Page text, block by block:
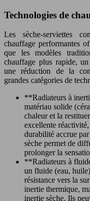
Technologies de
Les sèche-serviettes
chauffage performantes
que les modèles
chauffage plus rapide,
une réduction de la
grandes catégories de
**Radiateurs à
matériau solide
chaleur et la
excellente
durabilité accrue
sèche permet de
prolonger la
**Radiateurs à
un fluide (eau,
résistance vers la
inertie thermique,
inertie sèche. Ils